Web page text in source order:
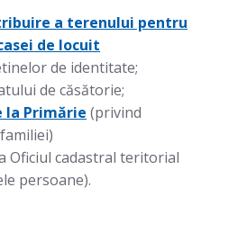
a terenului pentru
de locuit
de identitate;
de căsătorie;
la Primărie (privind
Oficiul cadastral teritorial
persoane).